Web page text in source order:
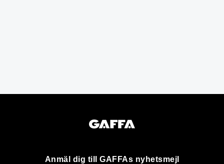
Anmäl dig till GAFFAs nyhetsmejl